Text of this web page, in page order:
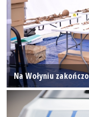
Na Wołyniu